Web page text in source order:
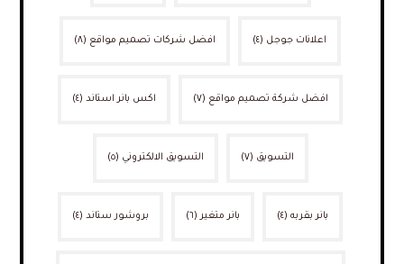
اعلانات جوجل (٤) افضل شركات تصميم مواقع (٨)
افضل شركة تصميم مواقع (٧) اكس بانر استاند (٤)
التسويق (٧) التسويق الالكتروني (٥)
بانر بقربه (٤) بانر متغير (٦) بروشور ستاند (٤)